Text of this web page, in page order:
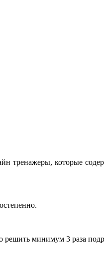
тренажеры, которые
решить минимум 3 раза